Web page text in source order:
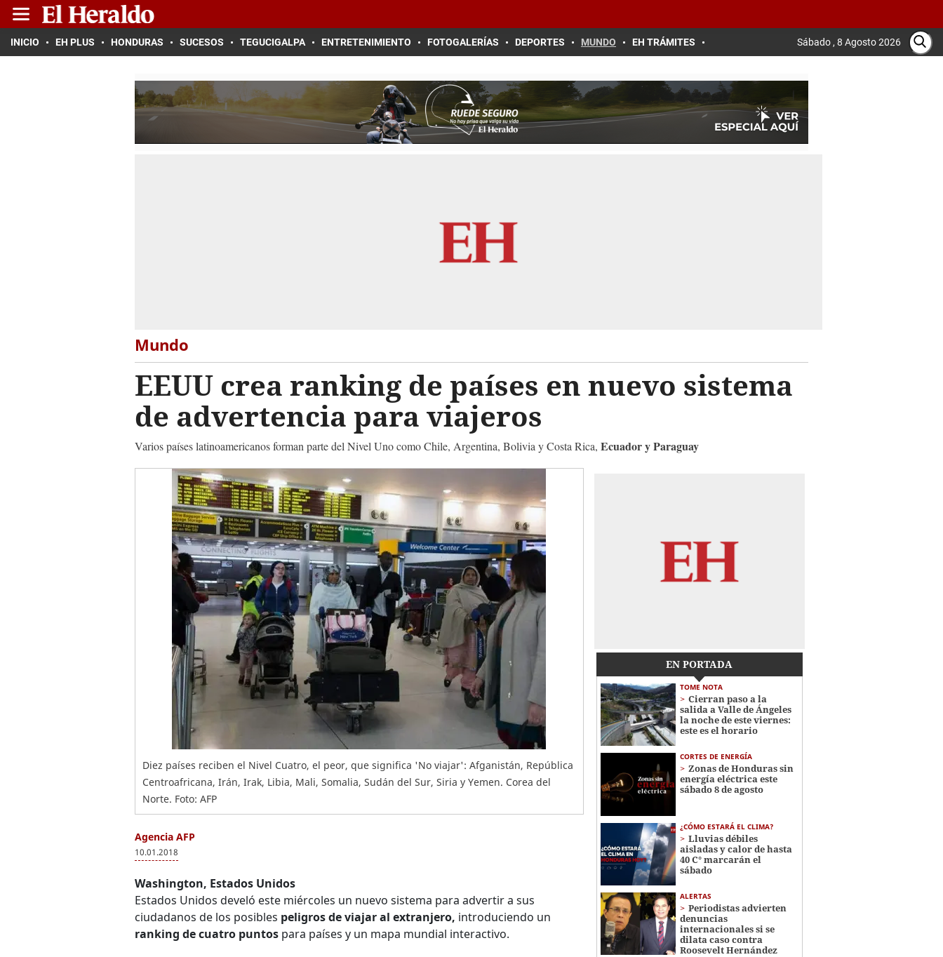
INICIO EH PLUS HONDURAS SUCESOS TEGUCIGALPA ENTRETENIMIENTO FOTOGALERÍAS DEPORTES MUNDO EH TRÁMITES Sábado , 8 Agosto 2026
Mundo
EEUU crea ranking de países en nuevo sistema
de advertencia para viajeros
Varios países latinoamericanos forman parte del Nivel Uno como Chile, Argentina, Bolivia y Costa Rica, Ecuador y Paraguay
Diez países reciben el Nivel Cuatro, el peor, que significa 'No viajar': Afganistán, República
Centroafricana, Irán, Irak, Libia, Mali, Somalia, Sudán del Sur, Siria y Yemen. Corea del
Norte. Foto: AFP
Agencia AFP
10.01.2018
Washington, Estados Unidos
Estados Unidos develó este miércoles un nuevo sistema para advertir a sus
ciudadanos de los posibles peligros de viajar al extranjero, introduciendo un
ranking de cuatro puntos para países y un mapa mundial interactivo.
EN PORTADA
TOME NOTA
Cierran paso a la
salida a Valle de Ángeles
la noche de este viernes:
este es el horario
CORTES DE ENERGÍA
Zonas de Honduras sin
energía eléctrica este
sábado 8 de agosto
¿CÓMO ESTARÁ EL CLIMA?
Lluvias débiles
aisladas y calor de hasta
40 C° marcarán el
sábado
ALERTAS
Periodistas advierten
denuncias
internacionales si se
dilata caso contra
Roosevelt Hernández